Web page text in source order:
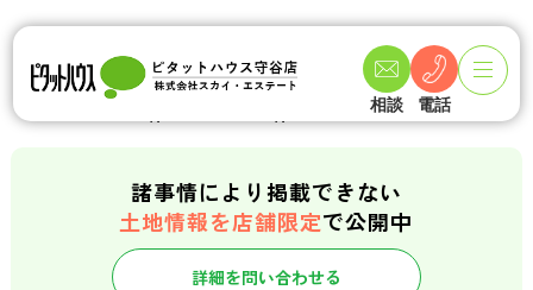
相談 電話
一般公開数
140 358
店頭公開物件数
諸事情により掲載できない
土地情報を店舗限定で公開中
詳細を問い合わせる